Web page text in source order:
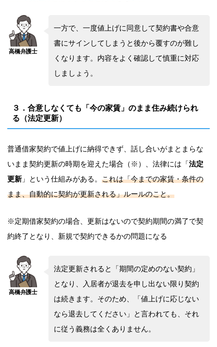
一方で、一度値上げに同意して契約書や合意
書にサインしてしまうと後から覆すのが難し
くなります。内容をよく確認して慎重に対応
しましょう。
３．合意しなくても「今の家賃」のまま住み続けられ
る（法定更新）
普通借家契約で値上げに納得できず、話し合いがまとまらな
いまま契約更新の時期を迎えた場合（※）、法律には「法定
更新 」という仕組みがある。 これは「今までの家賃・条件の
まま、自動的に契約が更新される」ルールのこと。
※定期借家契約の場合、更新はないので契約期間の満了で契
約終了となり、新規で契約できるかの問題になる
法定更新されると「期間の定めのない契約」
となり、入居者が退去を申し出ない限り契約
は続きます。そのため、「値上げに応じない
なら退去してください」と言われても、それ
に従う義務は全くありません。